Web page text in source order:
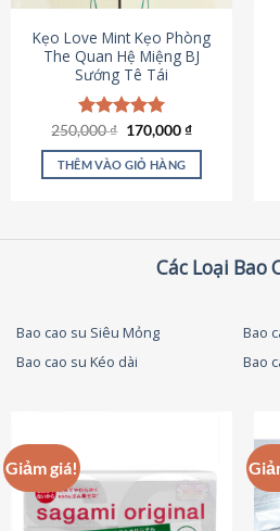
Kẹo Love Mint Kẹo Phòng
The Quan Hệ Miệng BJ
Sướng Tê Tái
Được xếp
hạng5.00
5 sao
250,000₫ Giá
là:
250,000 ₫.
170,000₫Giá
tại
THÊM VÀO GIỎ HÀNG
Các Loại Bao
Bao cao su Siêu Mỏng
Bao
Bao cao su Kéo dài
Bao
Giảm giá!